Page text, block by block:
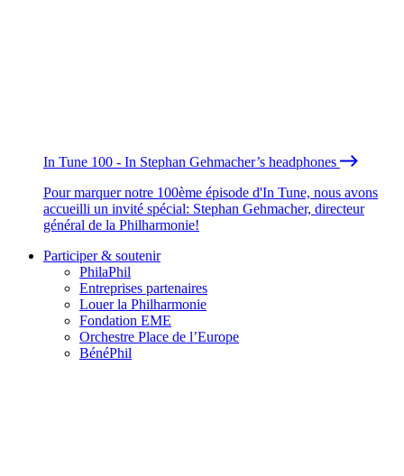
In Tune 100 - In Stephan Gehmacher’s headphones
Pour marquer notre 100ème épisode d'In Tune, nous avons
accueilli un invité spécial: Stephan Gehmacher, directeur
général de la Philharmonie!
Participer & soutenir
PhilaPhil
Entreprises partenaires
Louer la Philharmonie
Fondation EME
Orchestre Place de l’Europe
BénéPhil